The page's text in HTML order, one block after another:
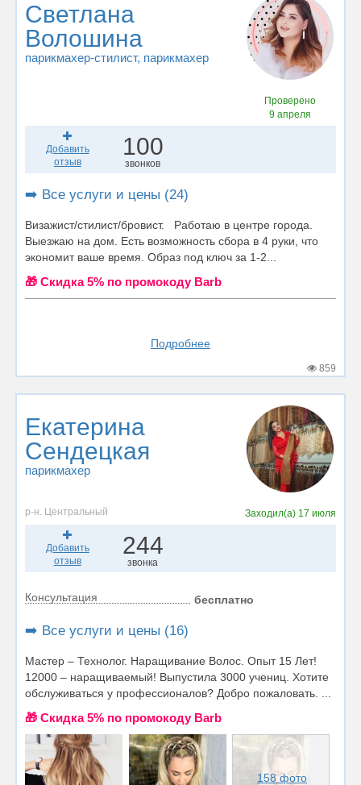
Светлана
Волошина
парикмахер-стилист, парикмахер
Проверено
9 апреля
Добавить
отзыв
100
звонков
➡️ Все услуги и цены (24)
Визажист/стилист/бровист. Работаю в центре города.
Выезжаю на дом. Есть возможность сбора в 4 руки, что
экономит ваше время. Образ под ключ за 1-2...
🎁 Cкидка 5% по промокоду Barb
Подробнее
859
Екатерина
Сендецкая
парикмахер
р-н. Центральный Заходил(а) 17 июля
Добавить
отзыв
244
звонка
Консультация бесплатно
➡️ Все услуги и цены (16)
Мастер – Технолог. Наращивание Волос. Опыт 15 Лет!
12000 – наращиваемый! Выпустила 3000 учениц. Хотите
обслуживаться у профессионалов? Добро пожаловать. ...
🎁 Cкидка 5% по промокоду Barb
158 фото